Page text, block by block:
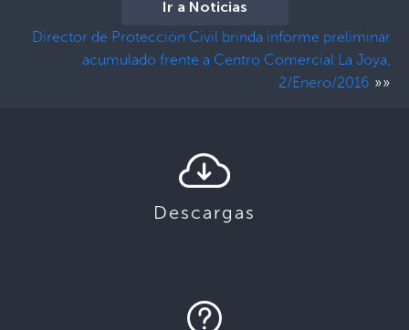
Ir a Noticias
Director de Protección Civil brinda informe preliminar
acumulado frente a Centro Comercial La Joya,
2/Enero/2016 »»
Descargas